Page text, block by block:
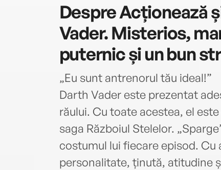
DespreAcționează
Vader. Misterios,
puternic și un bun
„Eu sunt antrenorul tău ideal!”
Darth Vader este prezentat
răului. Cu toate acestea, el
saga Războiul Stelelor.
costumul lui fiecare episod.
personalitate, ținută, atitudine